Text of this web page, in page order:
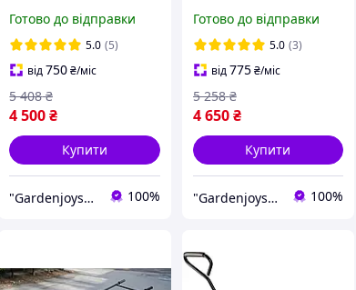
двоколісна Тачка
вантажна на великих
колесах
Готово до відправки
5.0 (5)
від750₴/міс
4 500₴
5 408 ₴
Купити
"Gardenjoys": Від садової тачки до останнього гвинтика! 100%
Тачка будівельна
посилена двоколісна
Готово до відправки
5.0 (3)
від775 ₴/міс
4 650 ₴
5 258 ₴
Купити
"Gardenjoys": Від садової тачки до останнього гвинтика! 100%